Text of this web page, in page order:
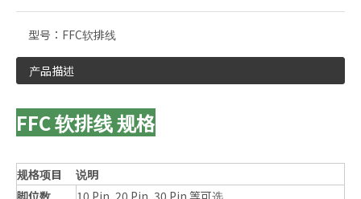
型号： FFC软排线
产品描述
FFC 软排线 规格
规格项目
说明
脚位数
10 Pin, 20 Pin, 30 Pin 等可选